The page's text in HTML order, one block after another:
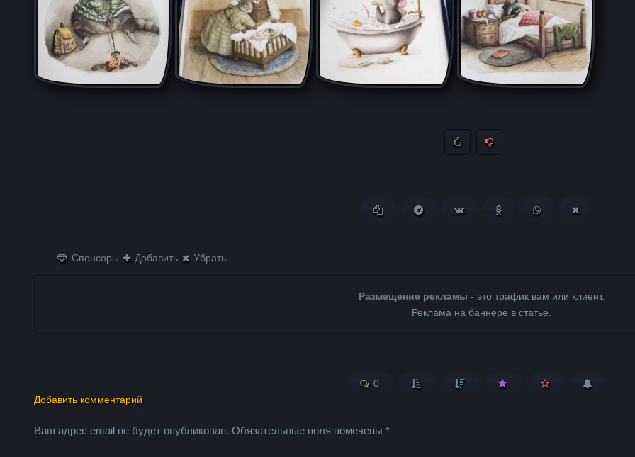
Копировать ссылкуПоделиться в Telegram
Поделиться ВКонтакте
Поделиться вПоделиться в
Спонсоры Добавить Убрать
Размещение рекламы - это трафик вам или клиент.
Реклама на баннере в статье.
0
Добавить комментарий
Ваш адрес email не будет опубликован. Обязательные поля помечены*